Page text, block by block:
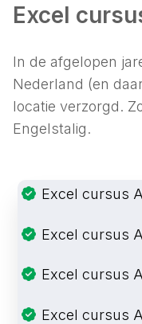
Excel
In de afgelopen
Nederland (en
locatie verzorgd.
Engelstalig.
Excel cursus
Excel cursus
Excel cursus
Excel cursus